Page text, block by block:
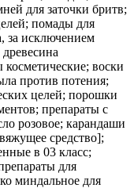
для заточки бритв;
помады для
за исключением
воски
против потения;
целей; порошки
препараты с
розовое; карандаши
средство];
в 03 класс;
для
миндальное для